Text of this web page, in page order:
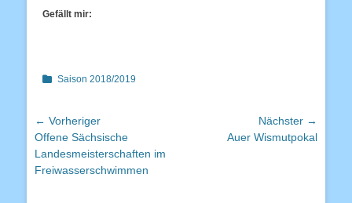
Gefällt mir:
Kategorien
Saison 2018/2019
Beitragsnavigation
← Vorheriger
Vorheriger
Beitrag:
Offene Sächsische
Landesmeisterschaften im
Freiwasserschwimmen
Nächster →
Auer Wismutpokal